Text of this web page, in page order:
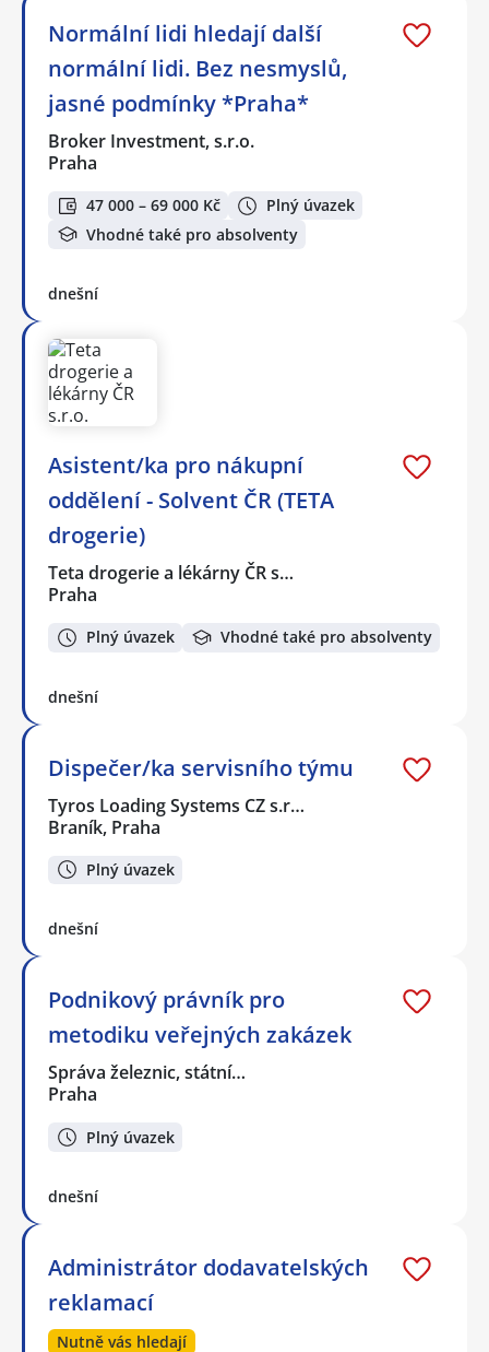
Normální lidi hledají další
normální lidi. Bez nesmyslů,
jasné podmínky *Praha*
Broker Investment, s.r.o.
Praha
47 000 – 69 000 Kč
Plný úvazek
Vhodné také pro absolventy
dnešní
Asistent/ka pro nákupní
oddělení - Solvent ČR (TETA
drogerie)
Teta drogerie a lékárny ČR s…
Praha
Plný úvazek Vhodné také pro absolventy
dnešní
Dispečer/ka servisního týmu
Tyros Loading Systems CZ s.r…
Braník, Praha
Plný úvazek
dnešní
Podnikový právník pro
metodiku veřejných zakázek
Správa železnic, státní…
Praha
Plný úvazek
dnešní
Administrátor dodavatelských
reklamací
Nutně vás hledají